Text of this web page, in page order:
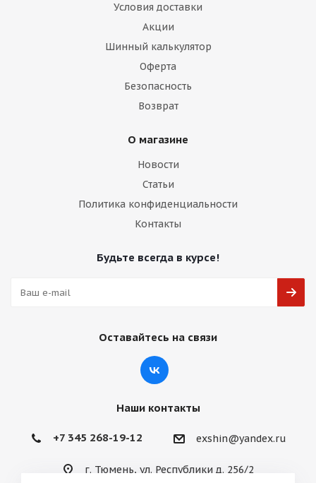
Условия доставки
Акции
Шинный калькулятор
Оферта
Безопасность
Возврат
О магазине
Новости
Статьи
Политика конфиденциальности
Контакты
Будьте всегда в курсе!
Оставайтесь на связи
Наши контакты
+7 345 268-19-12 exshin@yandex.ru
г. Тюмень, ул. Республики д. 256/2